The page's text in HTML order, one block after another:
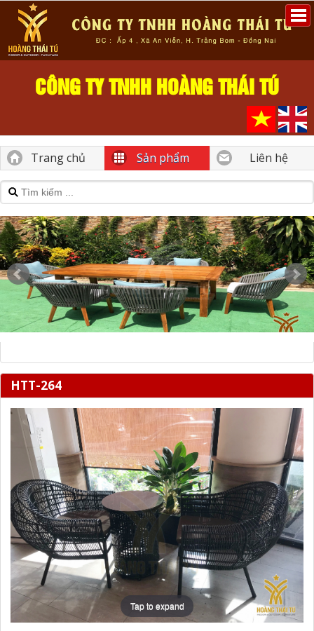
CÔNG TY TNHH HOÀNG THÁI TÚ
Trang chủ Sản phẩm Liên hệ
HTT-264
Tap to expand